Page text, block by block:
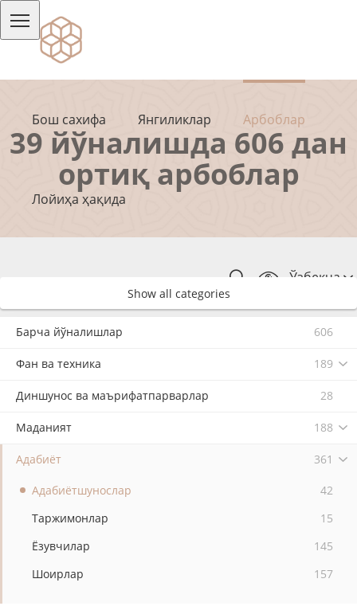
Бош сахифа Янгиликлар Арбоблар
Лойиҳа ҳақида
Ўзбекча
39 йўналишда 606 дан
ортиқ арбоблар
Show all categories
Барча йўналишлар 606
Фан ва техника 189
Диншунос ва маърифатпарварлар 28
Маданият 188
Адабиёт 361
Адабиётшунослар
42
Таржимонлар
15
Ёзувчилар
145
Шоирлар
157